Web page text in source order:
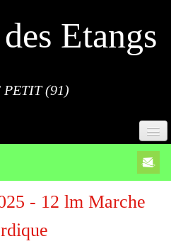
Etangs
PETIT (91)
- 12 lm Marche